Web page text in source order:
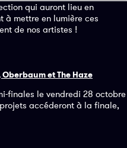
qui auront lieu en
à mettre en lumière ces
de nos artistes !
et The Haze
finales le vendredi 28 octobre
accéderont à la finale,